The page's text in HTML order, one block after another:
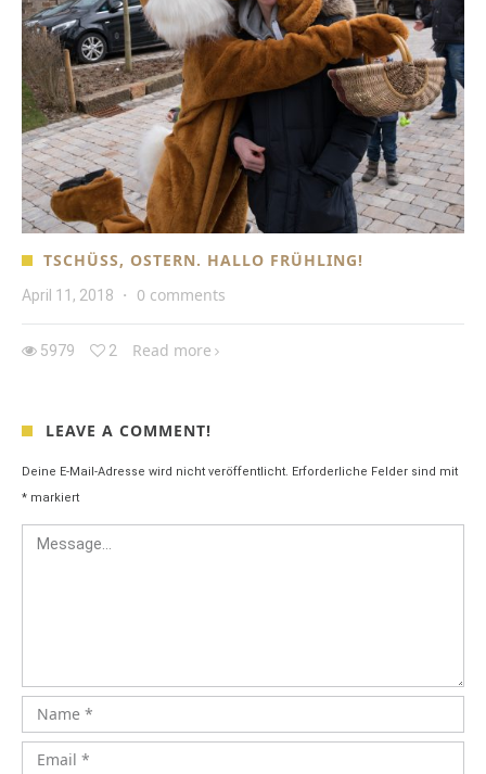
TSCHÜSS, OSTERN. HALLO FRÜHLING!
April 11, 2018 · 0 comments
5979 2 Read more
LEAVE A COMMENT!
Deine E-Mail-Adresse wird nicht veröffentlicht. Erforderliche Felder sind mit
* markiert